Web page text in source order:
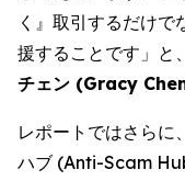
く』取引するだけで
援することです」と、
チェン (Gracy
レポートではさらに
ハブ (Anti-Scam